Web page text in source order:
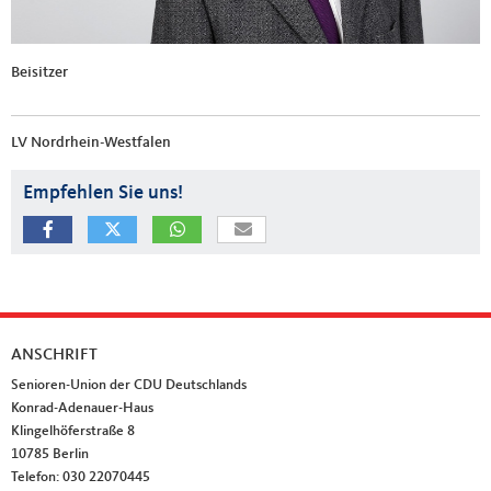
Beisitzer
LV Nordrhein-Westfalen
Empfehlen Sie uns!
Fußbereich
ANSCHRIFT
Senioren-Union der CDU Deutschlands
Konrad-Adenauer-Haus
Klingelhöferstraße 8
10785 Berlin
Telefon: 030 22070445